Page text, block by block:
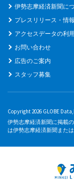
伊勢志摩経済新聞に
プレスリリース・情
アクセスデータの利
お問い合わせ
広告のご案内
スタッフ募集
Copyright 2026 GLOBE
伊勢志摩経済新聞に掲載
は伊勢志摩経済新聞また